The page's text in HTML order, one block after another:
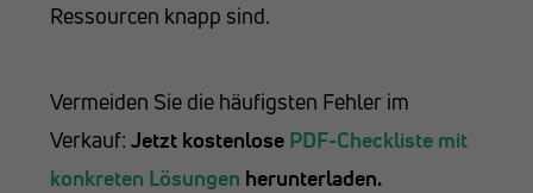
Ressourcen knapp sind.
Vermeiden Sie die häufigsten Fehler im
Verkauf:Jetzt kostenlose PDF-Checkliste mit
konkreten Lösungen herunterladen.